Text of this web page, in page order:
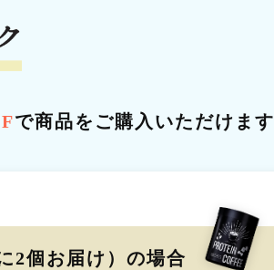
で商品をご購入いただけます
2個お届け）の場合